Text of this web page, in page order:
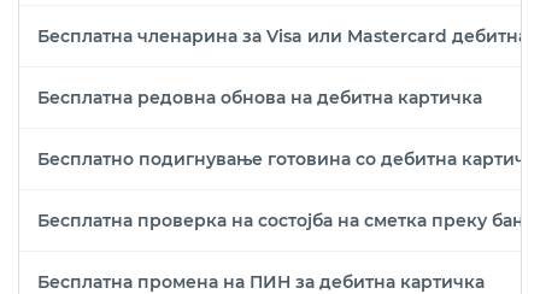
Бесплатна членарина за Visa или Mastercard дебитна
Бесплатна редовна обнова на дебитна картичка
Бесплатно подигнување готовина со дебитна
Бесплатна проверка на состојба на сметка преку
Бесплатна промена на ПИН за дебитна картичка